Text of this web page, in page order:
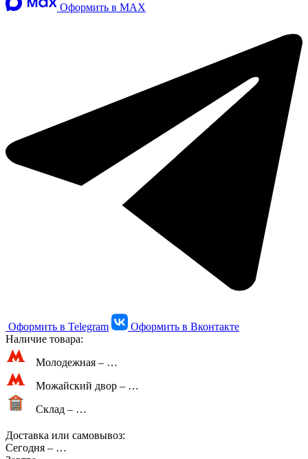
Оформить в MAX
Оформить в Telegram
Оформить в Вконтакте
Наличие товара:
Молодежная – …
Можайский двор – …
Склад – …
Доставка или самовывоз:
Сегодня – …